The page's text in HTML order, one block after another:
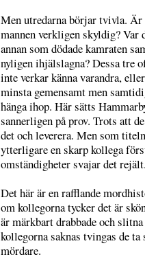
Men utredarna börjar tvivla. Är
mannen verkligen skyldig? Var
annan som dödade kamraten
nyligen ihjälslagna? Dessa tre
inte verkar känna varandra,
minsta gemensamt men
hänga ihop. Här sätts
sannerligen på prov. Trots att
det och leverera. Men som
ytterligare en skarp kollega
omständigheter svajar det
Det här är en rafflande
om kollegorna tycker det är
är märkbart drabbade och
kollegorna saknas tvingas de
mördare.